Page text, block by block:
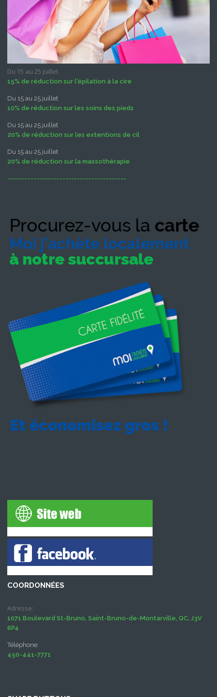
Du 15 au 25 juillet
15% de réduction sur l'épilation à la cire
Du 15 au 25 juillet
10% de réduction sur les soins des pieds
Du 15 au 25 juillet
20% de réduction sur les extentions de cil
Du 15 au 25 juillet
20% de réduction sur la massothérapie
-----------------------------------------
COORDONNÉES
Adresse:
1071 Boulevard St-Bruno, Saint-Bruno-de-Montarville, QC, J3V
6P4
Téléphone:
450-441-7771